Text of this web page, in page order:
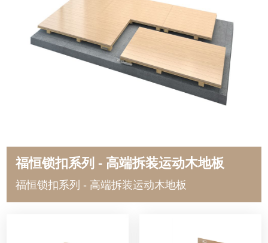
福恒锁扣系列 - 高端拆装运动木地板
福恒锁扣系列 - 高端拆装运动木地板